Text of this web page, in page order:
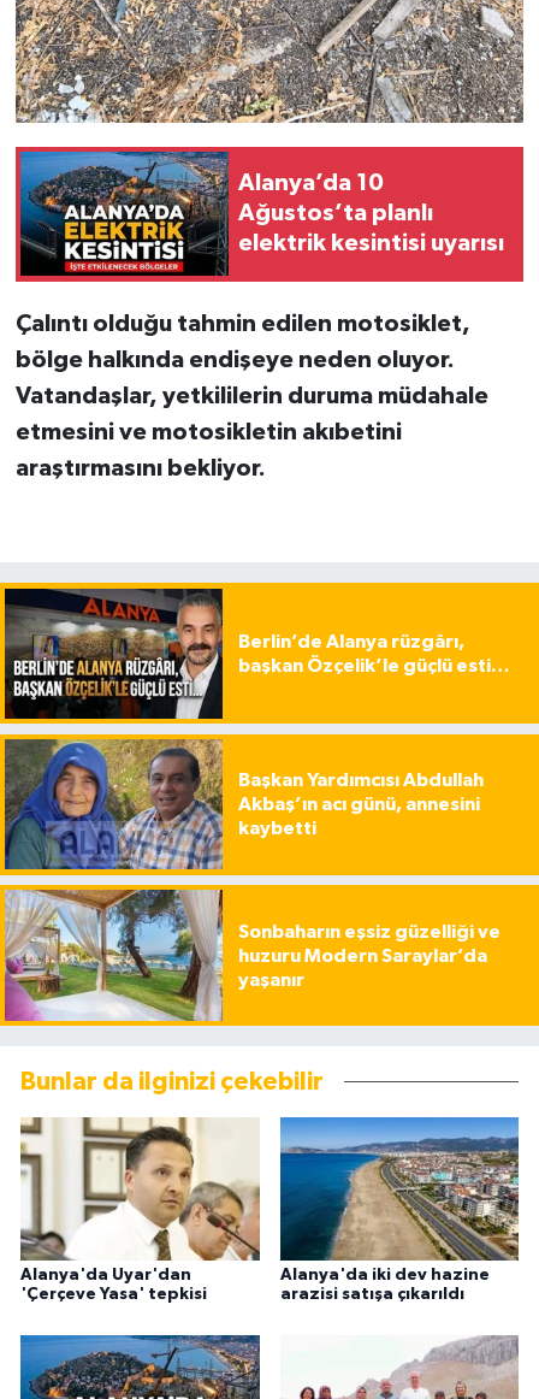
Alanya’da 10
Ağustos’ta planlı
elektrik kesintisi uyarısı
Çalıntı olduğu tahmin edilen motosiklet,
bölge halkında endişeye neden oluyor.
Vatandaşlar, yetkililerin duruma müdahale
etmesini ve motosikletin akıbetini
araştırmasını bekliyor.
Berlin’de Alanya rüzgârı,
başkan Özçelik’le güçlü esti…
Başkan Yardımcısı Abdullah
Akbaş’ın acı günü, annesini
kaybetti
Sonbaharın eşsiz güzelliği ve
huzuru Modern Saraylar’da
yaşanır
Bunlar da ilginizi çekebilir
Alanya'da Uyar'dan
'Çerçeve Yasa' tepkisi
Alanya'da iki dev hazine
arazisi satışa çıkarıldı